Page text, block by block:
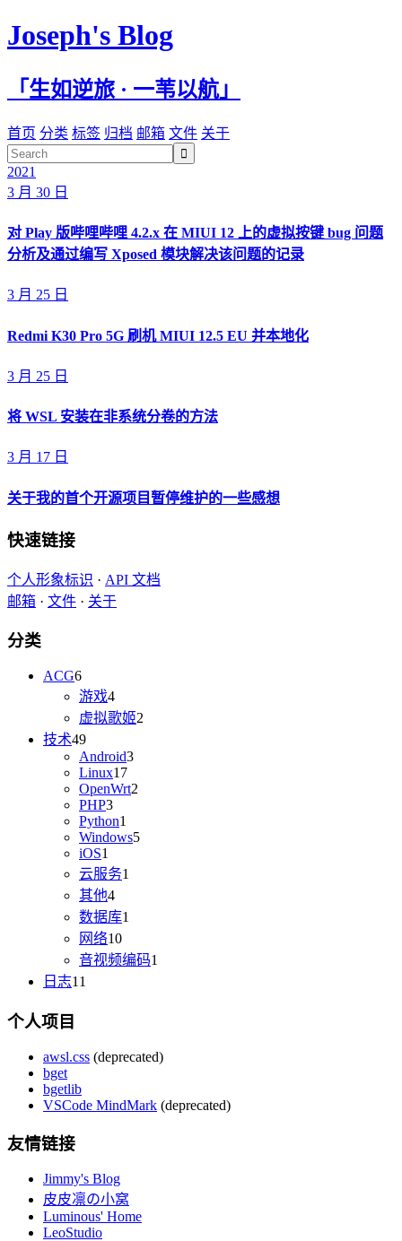
Joseph's Blog
「生如逆旅 · 一苇以航」
首页 分类 标签 归档 邮箱 文件 关于

2021
3 月 30 日
对 Play 版哔哩哔哩 4.2.x 在 MIUI 12 上的虚拟按键 bug 问题
分析及通过编写 Xposed 模块解决该问题的记录
3 月 25 日
Redmi K30 Pro 5G 刷机 MIUI 12.5 EU 并本地化
3 月 25 日
将 WSL 安装在非系统分卷的方法
3 月 17 日
关于我的首个开源项目暂停维护的一些感想
快速链接
个人形象标识 · API 文档
邮箱 · 文件 · 关于
分类
ACG6
游戏4
虚拟歌姬2
技术49
Android3
Linux17
OpenWrt2
PHP3
Python1
Windows5
iOS1
云服务1
其他4
数据库1
网络10
音视频编码1
日志11
个人项目
awsl.css (deprecated)
bget
bgetlib
VSCode MindMark (deprecated)
友情链接
Jimmy's Blog
皮皮凛の小窝
Luminous' Home
LeoStudio